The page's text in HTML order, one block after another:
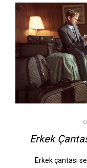
Erkek
Erkek çantası